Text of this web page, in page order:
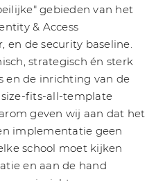
gebieden van het
& Access
en de security baseline.
strategisch én sterk
en de inrichting van de
fits-all-template
geven wij aan dat het
implementatie geen
school moet kijken
en aan de hand